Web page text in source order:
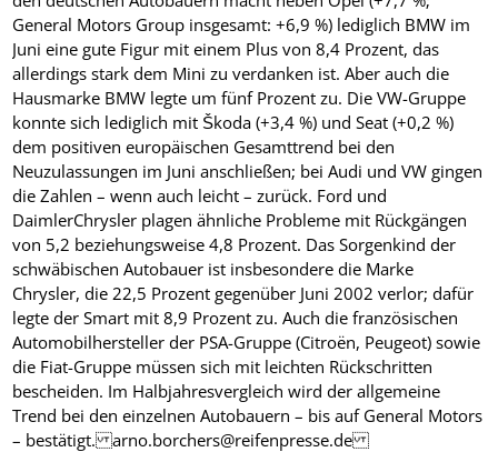
General Motors Group insgesamt: +6,9 %) lediglich BMW im
Juni eine gute Figur mit einem Plus von 8,4 Prozent, das
allerdings stark dem Mini zu verdanken ist. Aber auch die
Hausmarke BMW legte um fünf Prozent zu. Die VW-Gruppe
konnte sich lediglich mit Škoda (+3,4 %) und Seat (+0,2 %)
dem positiven europäischen Gesamttrend bei den
Neuzulassungen im Juni anschließen; bei Audi und VW gingen
die Zahlen – wenn auch leicht – zurück. Ford und
DaimlerChrysler plagen ähnliche Probleme mit Rückgängen
von 5,2 beziehungsweise 4,8 Prozent. Das Sorgenkind der
schwäbischen Autobauer ist insbesondere die Marke
Chrysler, die 22,5 Prozent gegenüber Juni 2002 verlor; dafür
legte der Smart mit 8,9 Prozent zu. Auch die französischen
Automobilhersteller der PSA-Gruppe (Citroën, Peugeot) sowie
die Fiat-Gruppe müssen sich mit leichten Rückschritten
bescheiden. Im Halbjahresvergleich wird der allgemeine
Trend bei den einzelnen Autobauern – bis auf General Motors
– bestätigt. arno.borchers@reifenpresse.de